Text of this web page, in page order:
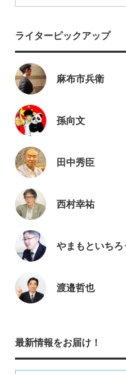
ライターピックアップ
麻布市兵衛
孫向文
田中秀臣
西村幸祐
やまもといちろ
渡邉哲也
最新情報をお届け！